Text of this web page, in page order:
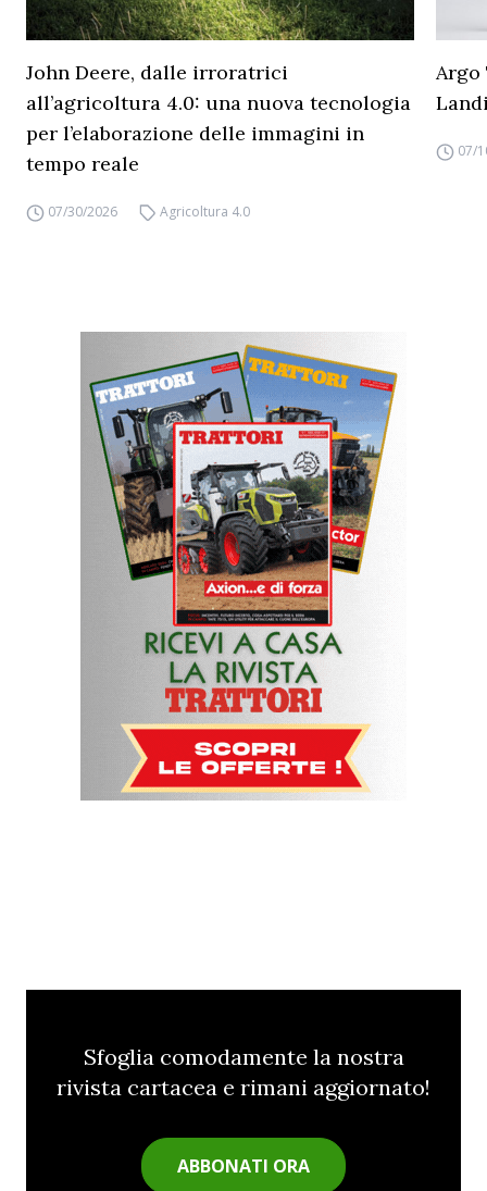
John Deere, dalle irroratrici
all’agricoltura 4.0: una nuova tecnologia
per l’elaborazione delle immagini in
tempo reale
07/30/2026 Agricoltura 4.0
07/
Sfoglia comodamente la nostra
rivista cartacea e rimani aggiornato!
ABBONATI ORA